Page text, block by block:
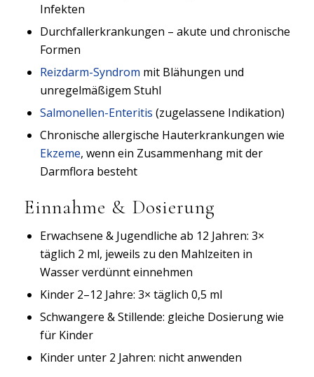
Infekten
Durchfallerkrankungen – akute und chronische
Formen
Reizdarm-Syndrom mit Blähungen und
unregelmäßigem Stuhl
Salmonellen-Enteritis (zugelassene Indikation)
Chronische allergische Hauterkrankungen wie
Ekzeme, wenn ein Zusammenhang mit der
Darmflora besteht
Einnahme & Dosierung
Erwachsene & Jugendliche ab 12 Jahren: 3×
täglich 2 ml, jeweils zu den Mahlzeiten in
Wasser verdünnt einnehmen
Kinder 2–12 Jahre: 3× täglich 0,5 ml
Schwangere & Stillende: gleiche Dosierung wie
für Kinder
Kinder unter 2 Jahren: nicht anwenden